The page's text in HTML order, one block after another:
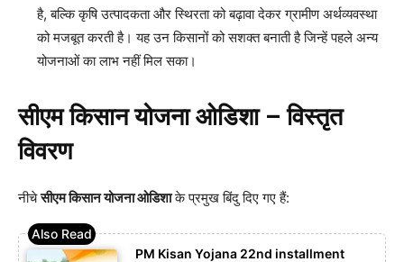
है, बल्कि कृषि उत्पादकता और स्थिरता को बढ़ावा देकर ग्रामीण अर्थव्यवस्था
को मजबूत करती है। यह उन किसानों को सशक्त बनाती है जिन्हें पहले अन्य
योजनाओं का लाभ नहीं मिल सका।
सीएम किसान योजना ओडिशा – विस्तृत
विवरण
नीचेसीएम किसान योजना ओडिशाके प्रमुख बिंदु दिए गए हैं:
PM Kisan Yojana 22nd installment